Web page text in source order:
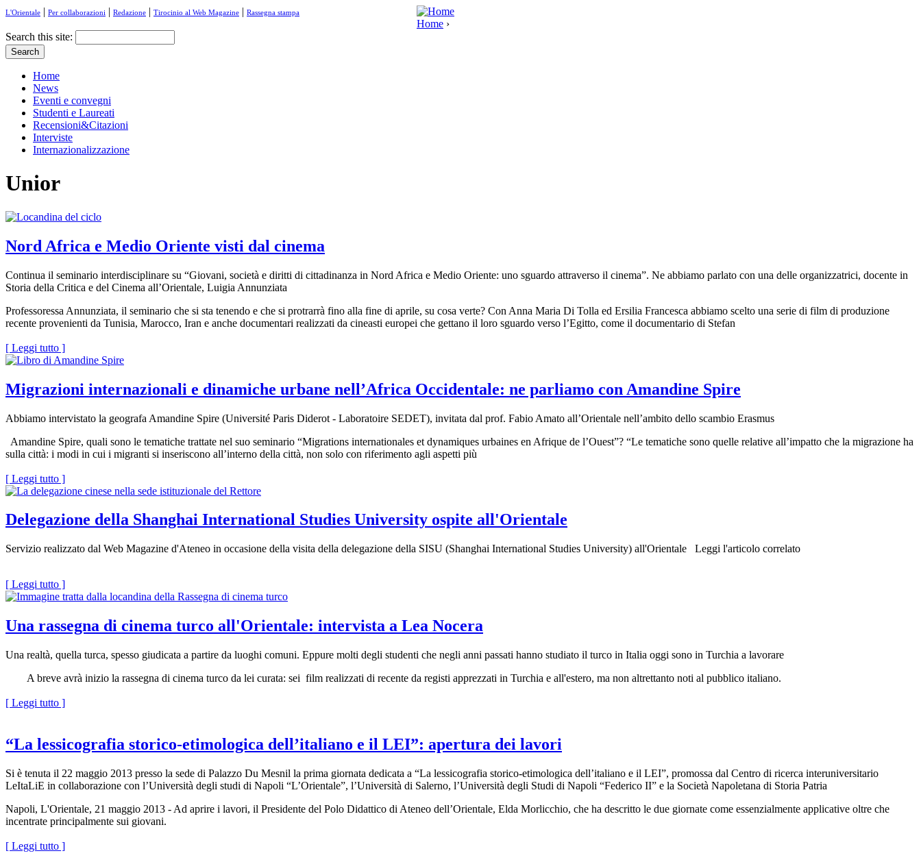
L'Orientale | Per collaborazioni | Redazione | Tirocinio al Web Magazine | Rassegna stampa
Home ›
Search this site:
Home
News
Eventi e convegni
Studenti e Laureati
Recensioni&Citazioni
Interviste
Internazionalizzazione
Unior
Nord Africa e Medio Oriente visti dal cinema
Continua il seminario interdisciplinare su “Giovani, società e diritti di cittadinanza in Nord Africa e Medio Oriente: uno sguardo attraverso il cinema”. Ne abbiamo parlato con una delle organizzatrici, docente in
Storia della Critica e del Cinema all’Orientale, Luigia Annunziata
Professoressa Annunziata, il seminario che si sta tenendo e che si protrarrà fino alla fine di aprile, su cosa verte? Con Anna Maria Di Tolla ed Ersilia Francesca abbiamo scelto una serie di film di produzione
recente provenienti da Tunisia, Marocco, Iran e anche documentari realizzati da cineasti europei che gettano il loro sguardo verso l’Egitto, come il documentario di Stefan
[ Leggi tutto ]
Migrazioni internazionali e dinamiche urbane nell’Africa Occidentale: ne parliamo con Amandine Spire
Abbiamo intervistato la geografa Amandine Spire (Université Paris Diderot - Laboratoire SEDET), invitata dal prof. Fabio Amato all’Orientale nell’ambito dello scambio Erasmus
Amandine Spire, quali sono le tematiche trattate nel suo seminario “Migrations internationales et dynamiques urbaines en Afrique de l’Ouest”? “Le tematiche sono quelle relative all’impatto che la migrazione ha
sulla città: i modi in cui i migranti si inseriscono all’interno della città, non solo con riferimento agli aspetti più
[ Leggi tutto ]
Delegazione della Shanghai International Studies University ospite all'Orientale
Servizio realizzato dal Web Magazine d'Ateneo in occasione della visita della delegazione della SISU (Shanghai International Studies University) all'Orientale Leggi l'articolo correlato
[ Leggi tutto ]
Una rassegna di cinema turco all'Orientale: intervista a Lea Nocera
Una realtà, quella turca, spesso giudicata a partire da luoghi comuni. Eppure molti degli studenti che negli anni passati hanno studiato il turco in Italia oggi sono in Turchia a lavorare
A breve avrà inizio la rassegna di cinema turco da lei curata: sei film realizzati di recente da registi apprezzati in Turchia e all'estero, ma non altrettanto noti al pubblico italiano.
[ Leggi tutto ]
“La lessicografia storico-etimologica dell’italiano e il LEI”: apertura dei lavori
Si è tenuta il 22 maggio 2013 presso la sede di Palazzo Du Mesnil la prima giornata dedicata a “La lessicografia storico-etimologica dell’italiano e il LEI”, promossa dal Centro di ricerca interuniversitario
LeItaLiE in collaborazione con l’Università degli studi di Napoli “L’Orientale”, l’Università di Salerno, l’Università degli Studi di Napoli “Federico II” e la Società Napoletana di Storia Patria
Napoli, L'Orientale, 21 maggio 2013 - Ad aprire i lavori, il Presidente del Polo Didattico di Ateneo dell’Orientale, Elda Morlicchio, che ha descritto le due giornate come essenzialmente applicative oltre che
incentrate principalmente sui giovani.
[ Leggi tutto ]